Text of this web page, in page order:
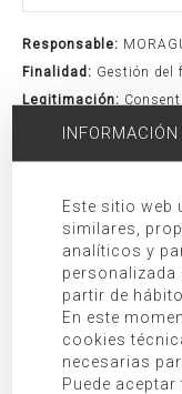
Responsable:
Finalidad: Gestión del
Legitimación:
leído y acepto la
Derechos: Acceso,
otros derechos
adicional.
Información adicional:
nuestra política de
BUSCAR
Este sitio web
similares,
analíticos y
personalizada
partir de
En este
cookies
necesarias
Puede